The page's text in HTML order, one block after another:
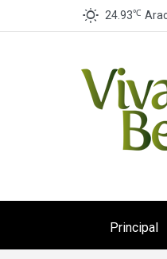
24.93℃
Principal